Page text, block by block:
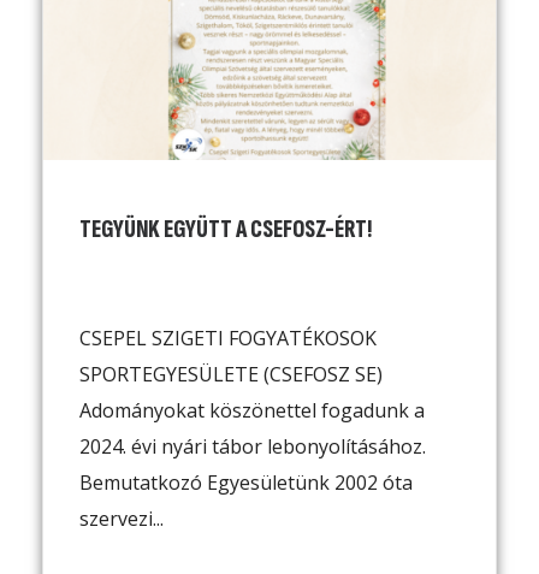
TEGYÜNK EGYÜTT A CSEFOSZ-ÉRT!
CSEPEL SZIGETI FOGYATÉKOSOK
SPORTEGYESÜLETE (CSEFOSZ SE)
Adományokat köszönettel fogadunk a
2024. évi nyári tábor lebonyolításához.
Bemutatkozó Egyesületünk 2002 óta
szervezi...